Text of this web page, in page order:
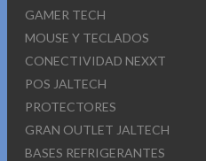
GAMER TECH
MOUSE Y TECLADOS
CONECTIVIDAD NEXXT
POS JALTECH
PROTECTORES
GRAN OUTLET JALTECH
BASES REFRIGERANTES